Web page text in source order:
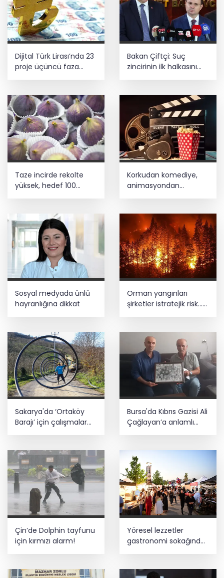
Dijital Türk Lirası’nda 23
proje üçüncü faza
geçti
Bakan Çiftçi: Suç
zincirinin ilk halkasını
kıracağız
Taze incirde rekolte
yüksek, hedef 100
Korkudan komediye,
animasyondan
Sosyal medyada ünlü
hayranlığına dikkat
Orman yangınları
şirketler istratejik risk...
Sakarya'da ‘Ortaköy
Barajı’ için çalışmalar
başladı
Bursa'da Kıbrıs Gazisi Ali
Çağlayan’a anlamlı
ziyaret
Çin’de Dolphin tayfunu
için kırmızı alarm!
Yöresel lezzetler
gastronomi sokağında